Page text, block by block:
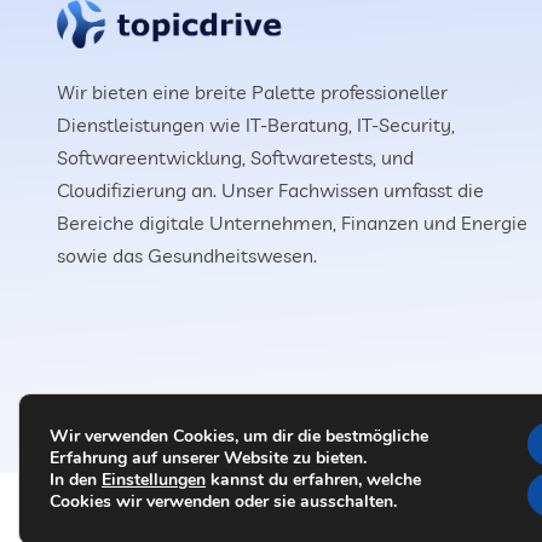
Wir bieten eine breite Palette professioneller
Dienstleistungen wie IT-Beratung, IT-Security,
Softwareentwicklung, Softwaretests, und
Cloudifizierung an. Unser Fachwissen umfasst die
Bereiche digitale Unternehmen, Finanzen und Energie
sowie das Gesundheitswesen.
Wir verwenden Cookies, um dir die bestmögliche
Erfahrung auf unserer Website zu bieten.
In den Einstellungen kannst du erfahren, welche
Cookies wir verwenden oder sie ausschalten.